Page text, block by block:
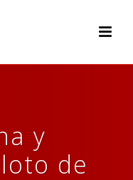
y
de